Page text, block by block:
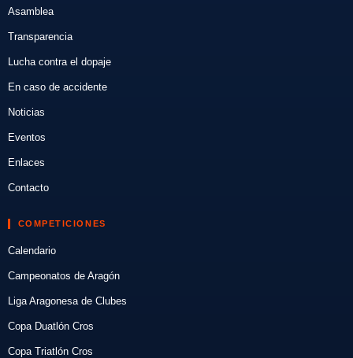
Asamblea
Transparencia
Lucha contra el dopaje
En caso de accidente
Noticias
Eventos
Enlaces
Contacto
COMPETICIONES
Calendario
Campeonatos de Aragón
Liga Aragonesa de Clubes
Copa Duatlón Cros
Copa Triatlón Cros